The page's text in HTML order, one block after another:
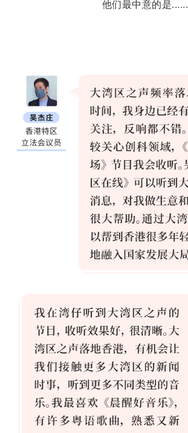
他们最中意的是......